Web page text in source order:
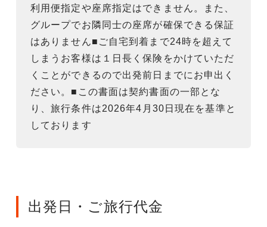
利用便指定や座席指定はできません。また、
グループでお隣同士の座席が確保できる保証
はありません■ご自宅到着まで24時を超えて
しまうお客様は１日長く保険をかけていただ
くことができるので出発前日までにお申出く
ださい。■この書面は契約書面の一部とな
り、旅行条件は2026年4月30日現在を基準と
しております
出発日・ご旅行代金